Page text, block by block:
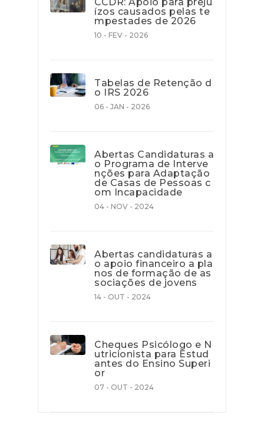
ízos causados pelas te
mpestades de 2026
10 - FEV - 2026
Tabelas de Retenção d
o IRS 2026
06 - JAN - 2026
Abertas Candidaturas a
o Programa de Interve
nções para Adaptação
de Casas de Pessoas c
om Incapacidade
04 - NOV - 2024
Abertas candidaturas a
o apoio financeiro a pla
nos de formação de as
sociações de jovens
14 - OUT - 2024
Cheques Psicólogo e N
utricionista para Estud
antes do Ensino Superi
or
07 - OUT - 2024